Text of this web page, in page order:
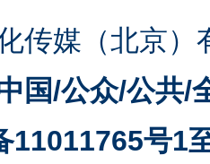
传媒（北京）
国/公众/公共/
11011765号1